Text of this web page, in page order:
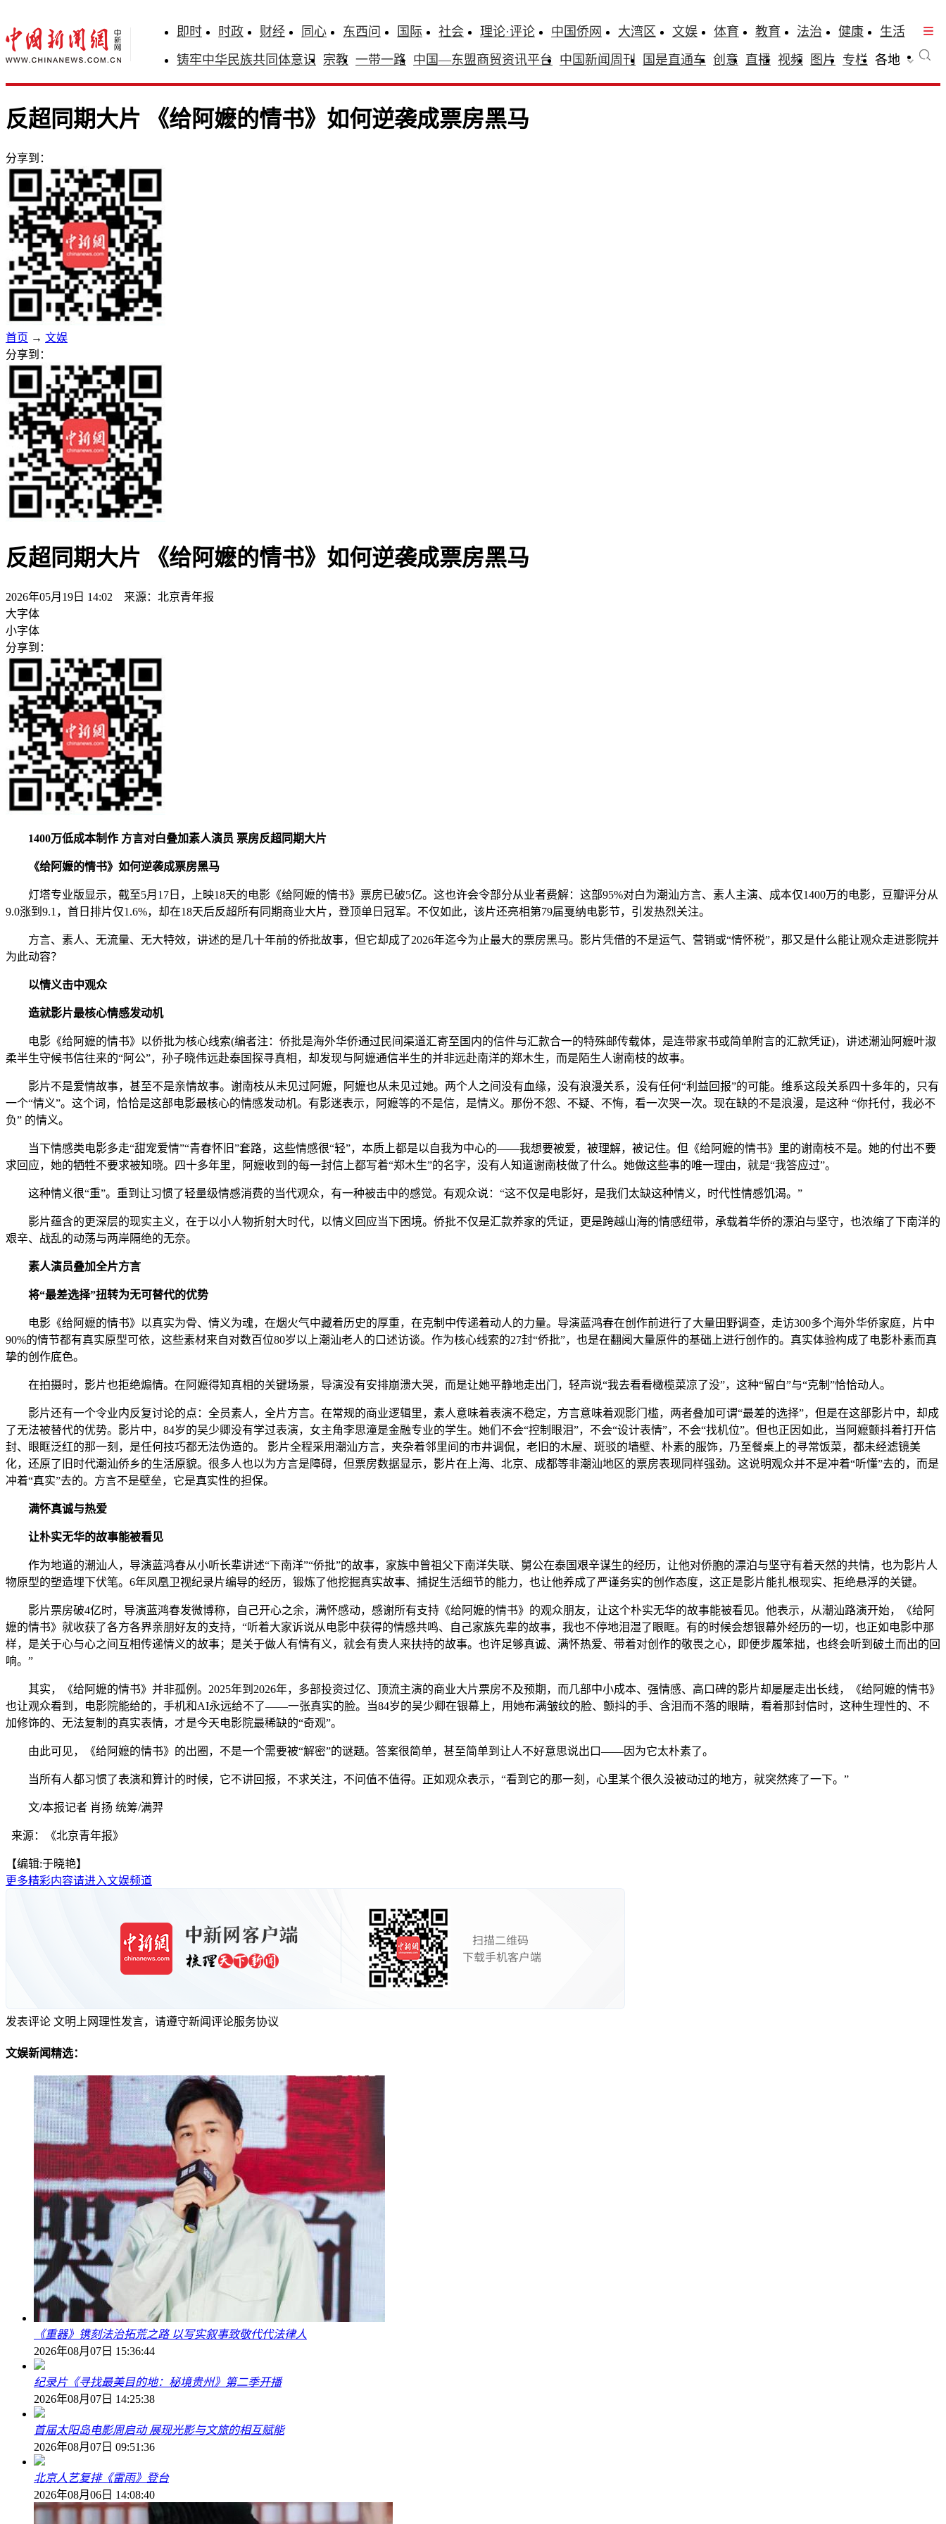
即时 时政 财经 同心 东西问 国际 社会 理论·评论 中国侨网 大湾区 文娱 体育 教育 法治 健康
生活
铸牢中华民族共同体意识 宗教 一带一路 中国—东盟商贸资讯平台 中国新闻周刊 国是直通车 创意 直播 视频 图片 专栏 各地
反超同期大片 《给阿嬷的情书》如何逆袭成票房黑马
分享到：
首页 → 文娱
分享到：
反超同期大片 《给阿嬷的情书》如何逆袭成票房黑马
2026年05月19日 14:02 来源：北京青年报
大字体
小字体
分享到：
1400万低成本制作 方言对白叠加素人演员 票房反超同期大片
《给阿嬷的情书》如何逆袭成票房黑马
灯塔专业版显示，截至5月17日，上映18天的电影《给阿嬷的情书》票房已破5亿。这也许会令部分从业者费解：这部95%对白为潮汕方言、素人主演、成本仅1400万的电影，豆瓣评分从
9.0涨到9.1，首日排片仅1.6%，却在18天后反超所有同期商业大片，登顶单日冠军。不仅如此，该片还亮相第79届戛纳电影节，引发热烈关注。
方言、素人、无流量、无大特效，讲述的是几十年前的侨批故事，但它却成了2026年迄今为止最大的票房黑马。影片凭借的不是运气、营销或“情怀税”，那又是什么能让观众走进影院并
为此动容？
以情义击中观众
造就影片最核心情感发动机
电影《给阿嬷的情书》以侨批为核心线索(编者注：侨批是海外华侨通过民间渠道汇寄至国内的信件与汇款合一的特殊邮传载体，是连带家书或简单附言的汇款凭证)，讲述潮汕阿嬷叶淑
柔半生守候书信往来的“阿公”，孙子晓伟远赴泰国探寻真相，却发现与阿嬷通信半生的并非远赴南洋的郑木生，而是陌生人谢南枝的故事。
影片不是爱情故事，甚至不是亲情故事。谢南枝从未见过阿嬷，阿嬷也从未见过她。两个人之间没有血缘，没有浪漫关系，没有任何“利益回报”的可能。维系这段关系四十多年的，只有
一个“情义”。这个词，恰恰是这部电影最核心的情感发动机。有影迷表示，阿嬷等的不是信，是情义。那份不怨、不疑、不悔，看一次哭一次。现在缺的不是浪漫，是这种 “你托付，我必不
负” 的情义。
当下情感类电影多走“甜宠爱情”“青春怀旧”套路，这些情感很“轻”，本质上都是以自我为中心的——我想要被爱，被理解，被记住。但《给阿嬷的情书》里的谢南枝不是。她的付出不要
求回应，她的牺牲不要求被知晓。四十多年里，阿嬷收到的每一封信上都写着“郑木生”的名字，没有人知道谢南枝做了什么。她做这些事的唯一理由，就是“我答应过”。
这种情义很“重”。重到让习惯了轻量级情感消费的当代观众，有一种被击中的感觉。有观众说：“这不仅是电影好，是我们太缺这种情义，时代性情感饥渴。”
影片蕴含的更深层的现实主义，在于以小人物折射大时代，以情义回应当下困境。侨批不仅是汇款养家的凭证，更是跨越山海的情感纽带，承载着华侨的漂泊与坚守，也浓缩了下南洋的
艰辛、战乱的动荡与两岸隔绝的无奈。
素人演员叠加全片方言
将“最差选择”扭转为无可替代的优势
电影《给阿嬷的情书》以真实为骨、情义为魂，在烟火气中藏着历史的厚重，在克制中传递着动人的力量。导演蓝鸿春在创作前进行了大量田野调查，走访300多个海外华侨家庭，片中
90%的情节都有真实原型可依，这些素材来自对数百位80岁以上潮汕老人的口述访谈。作为核心线索的27封“侨批”，也是在翻阅大量原件的基础上进行创作的。真实体验构成了电影朴素而真
挚的创作底色。
在拍摄时，影片也拒绝煽情。在阿嬷得知真相的关键场景，导演没有安排崩溃大哭，而是让她平静地走出门，轻声说“我去看看橄榄菜凉了没”，这种“留白”与“克制”恰恰动人。
影片还有一个令业内反复讨论的点：全员素人，全片方言。在常规的商业逻辑里，素人意味着表演不稳定，方言意味着观影门槛，两者叠加可谓“最差的选择”，但是在这部影片中，却成
了无法被替代的优势。影片中，84岁的吴少卿没有学过表演，女主角李思潼是金融专业的学生。她们不会“控制眼泪”，不会“设计表情”，不会“找机位”。但也正因如此，当阿嬷颤抖着打开信
封、眼眶泛红的那一刻，是任何技巧都无法伪造的。 影片全程采用潮汕方言，夹杂着邻里间的市井调侃，老旧的木屋、斑驳的墙壁、朴素的服饰，乃至餐桌上的寻常饭菜，都未经滤镜美
化，还原了旧时代潮汕侨乡的生活原貌。很多人也以为方言是障碍，但票房数据显示，影片在上海、北京、成都等非潮汕地区的票房表现同样强劲。这说明观众并不是冲着“听懂”去的，而是
冲着“真实”去的。方言不是壁垒，它是真实性的担保。
满怀真诚与热爱
让朴实无华的故事能被看见
作为地道的潮汕人，导演蓝鸿春从小听长辈讲述“下南洋”“侨批”的故事，家族中曾祖父下南洋失联、舅公在泰国艰辛谋生的经历，让他对侨胞的漂泊与坚守有着天然的共情，也为影片人
物原型的塑造埋下伏笔。6年凤凰卫视纪录片编导的经历，锻炼了他挖掘真实故事、捕捉生活细节的能力，也让他养成了严谨务实的创作态度，这正是影片能扎根现实、拒绝悬浮的关键。
影片票房破4亿时，导演蓝鸿春发微博称，自己开心之余，满怀感动，感谢所有支持《给阿嬷的情书》的观众朋友，让这个朴实无华的故事能被看见。他表示，从潮汕路演开始，《给阿
嬷的情书》就收获了各方各界亲朋好友的支持，“听着大家诉说从电影中获得的情感共鸣、自己家族先辈的故事，我也不停地泪湿了眼眶。有的时候会想银幕外经历的一切，也正如电影中那
样，是关于心与心之间互相传递情义的故事；是关于做人有情有义，就会有贵人来扶持的故事。也许足够真诚、满怀热爱、带着对创作的敬畏之心，即便步履笨拙，也终会听到破土而出的回
响。”
其实，《给阿嬷的情书》并非孤例。2025年到2026年，多部投资过亿、顶流主演的商业大片票房不及预期，而几部中小成本、强情感、高口碑的影片却屡屡走出长线，《给阿嬷的情书》
也让观众看到，电影院能给的，手机和AI永远给不了——一张真实的脸。当84岁的吴少卿在银幕上，用她布满皱纹的脸、颤抖的手、含泪而不落的眼睛，看着那封信时，这种生理性的、不
加修饰的、无法复制的真实表情，才是今天电影院最稀缺的“奇观”。
由此可见，《给阿嬷的情书》的出圈，不是一个需要被“解密”的谜题。答案很简单，甚至简单到让人不好意思说出口——因为它太朴素了。
当所有人都习惯了表演和算计的时候，它不讲回报，不求关注，不问值不值得。正如观众表示，“看到它的那一刻，心里某个很久没被动过的地方，就突然疼了一下。”
文/本报记者 肖扬 统筹/满羿
来源：《北京青年报》
【编辑:于晓艳】
更多精彩内容请进入文娱频道
发表评论 文明上网理性发言，请遵守新闻评论服务协议
文娱新闻精选：
《重器》镌刻法治拓荒之路 以写实叙事致敬代代法律人
2026年08月07日 15:36:44
纪录片《寻找最美目的地：秘境贵州》第二季开播
2026年08月07日 14:25:38
首届太阳岛电影周启动 展现光影与文旅的相互赋能
2026年08月07日 09:51:36
北京人艺复排《雷雨》登台
2026年08月06日 14:08:40